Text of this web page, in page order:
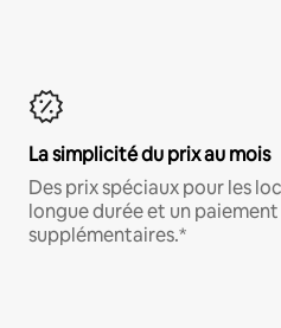
La simplicité du prix au mois
Des prix spéciaux pour les
longue durée et un
supplémentaires.*